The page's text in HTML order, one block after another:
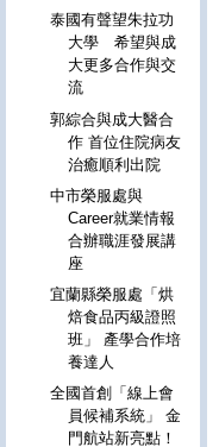
泰國有聲望朱拉功
大學 希望與成
大更多合作與交
流
郭綜合與成大醫合
作 首位住院病友
治癒順利出院
中市榮服處與
Career就業情報
合辦職涯發展講
座
宜蘭縣榮服處「烘
焙食品丙級證照
班」 產學合作培
養達人
全國首創「線上會
員候補系統」 金
門航站新亮點！